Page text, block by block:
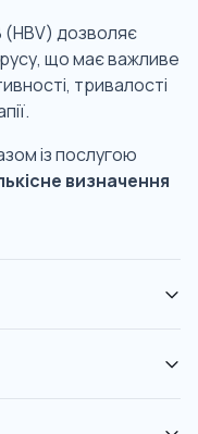
(HBV) дозволяє
що має важливе
тривалості
із послугою
визначення